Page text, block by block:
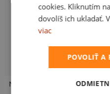
Neklidný bez piva Pívo
cookies. Kliknutím
dovolíš ich ukladať.
viac
POVOLIŤ A